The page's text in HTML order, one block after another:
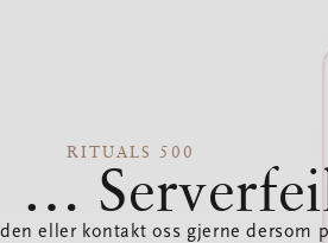
RITUALS 500
eller kontakt oss gjerne dersom